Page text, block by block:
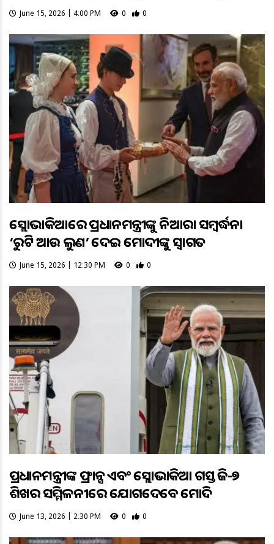
June 15, 2026 | 4:00 PM 0 0
ସ୍ଲୋଭାକିଆରେ ପ୍ରଧାନମନ୍ତ୍ରୀଙ୍କୁ ନିଆରା ସମ୍ବର୍ଦ୍ଧନା
‘ରୁଟି ଆଉ ଲୁଣ’ ଦେଇ ମୋଦୀଙ୍କୁ ସ୍ୱାଗତ
June 15, 2026 | 12:30 PM 0 0
ପ୍ରଧାନମନ୍ତ୍ରୀଙ୍କ ଫ୍ରାନ୍ସ ଏବଂ ସ୍ଲୋଭାକିଆ ଗସ୍ତ ଜି-୭
ଶିଖର ସମ୍ମିଳନୀରେ ଯୋଗଦେବେ ମୋଦି
June 13, 2026 | 2:30 PM 0 0